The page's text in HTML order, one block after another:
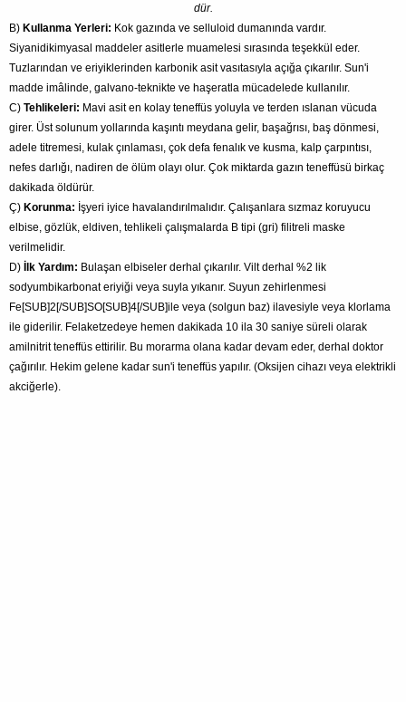
dür.
B) Kullanma Yerleri: Kok gazında ve selluloid dumanında vardır.
Siyanidikimyasal maddeler asitlerle muamelesi sırasında teşekkül eder.
Tuzlarından ve eriyiklerinden karbonik asit vasıtasıyla açığa çıkarılır. Sun'i
madde imâlinde, galvano-teknikte ve haşeratla mücadelede kullanılır.
C) Tehlikeleri: Mavi asit en kolay teneffüs yoluyla ve terden ıslanan vücuda
girer. Üst solunum yollarında kaşıntı meydana gelir, başağrısı, baş dönmesi,
adele titremesi, kulak çınlaması, çok defa fenalık ve kusma, kalp çarpıntısı,
nefes darlığı, nadiren de ölüm olayı olur. Çok miktarda gazın teneffüsü birkaç
dakikada öldürür.
Ç) Korunma: İşyeri iyice havalandırılmalıdır. Çalışanlara sızmaz koruyucu
elbise, gözlük, eldiven, tehlikeli çalışmalarda B tipi (gri) filitreli maske
verilmelidir.
D) İlk Yardım: Bulaşan elbiseler derhal çıkarılır. Vilt derhal %2 lik
sodyumbikarbonat eriyiği veya suyla yıkanır. Suyun zehirlenmesi
Fe[SUB]2[/SUB]SO[SUB]4[/SUB]ile veya (solgun baz) ilavesiyle veya klorlama
ile giderilir. Felaketzedeye hemen dakikada 10 ila 30 saniye süreli olarak
amilnitrit teneffüs ettirilir. Bu morarma olana kadar devam eder, derhal doktor
çağırılır. Hekim gelene kadar sun'i teneffüs yapılır. (Oksijen cihazı veya elektrikli
akciğerle).